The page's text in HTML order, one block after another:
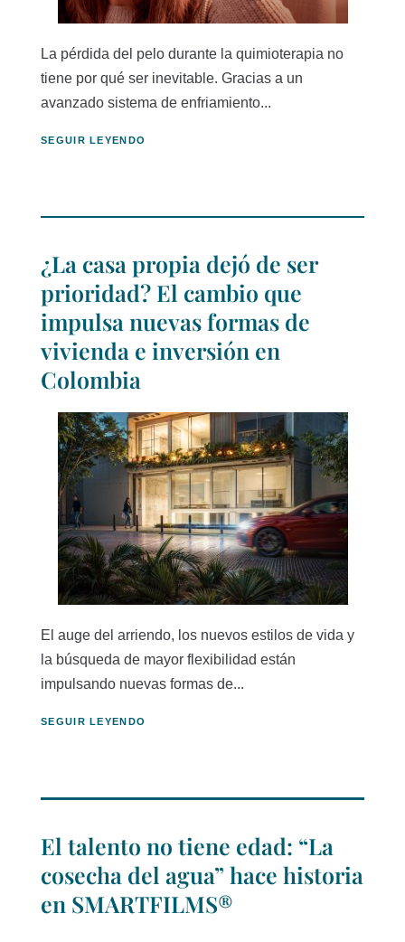
La pérdida del pelo durante la quimioterapia no
tiene por qué ser inevitable. Gracias a un
avanzado sistema de enfriamiento...
SEGUIR LEYENDO
¿La casa propia dejó de ser
prioridad? El cambio que
impulsa nuevas formas de
vivienda e inversión en
Colombia
El auge del arriendo, los nuevos estilos de vida y
la búsqueda de mayor flexibilidad están
impulsando nuevas formas de...
SEGUIR LEYENDO
El talento no tiene edad: “La
cosecha del agua” hace historia
en SMARTFILMS®